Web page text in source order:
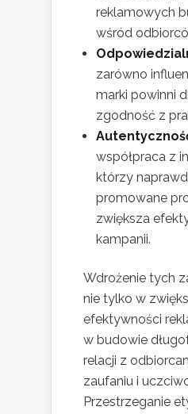
reklamowych
wśród
zarówno
marki powinni
zgodność z
współpraca z
którzy
promowane
zwiększa
kampanii.
Wdrożenie tych
nie tylko w
efektywności
w budowie
relacji z
zaufaniu i
Przestrzeganie